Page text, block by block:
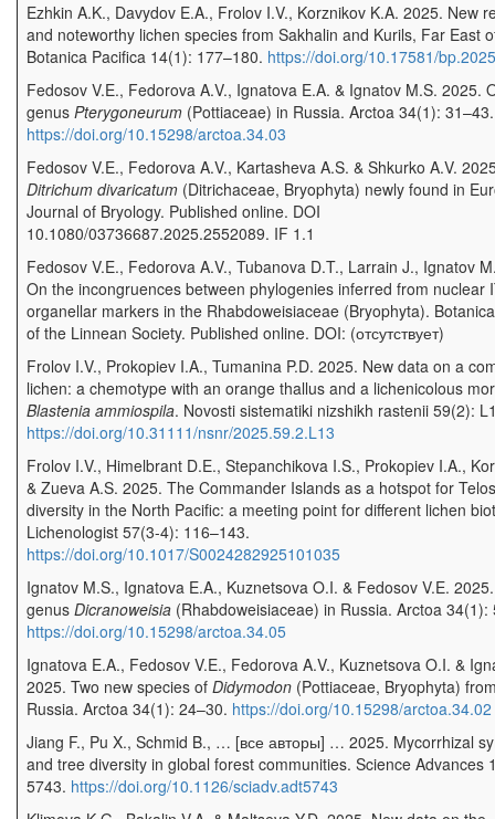
Ezhkin A.K., Davydov E.A., Frolov I.V., Korznikov K.A. 2025. New
and noteworthy lichen species from Sakhalin and Kurils, Far East
Botanica Pacifica 14(1): 177–180. https://doi.org/10.17581/
Fedosov V.E., Fedorova A.V., Ignatova E.A. & Ignatov M.S. 2025.
genus Pterygoneurum (Pottiaceae) in Russia. Arctoa 34(1): 31–43.
https://doi.org/10.15298/arctoa.34.03
Fedosov V.E., Fedorova A.V., Kartasheva A.S. & Shkurko A.V.
Ditrichum divaricatum (Ditrichaceae, Bryophyta) newly found in
Journal of Bryology. Published online. DOI
10.1080/03736687.2025.2552089. IF 1.1
Fedosov V.E., Fedorova A.V., Tubanova D.T., Larrain J., Ignatov
On the incongruences between phylogenies inferred from nuclear
organellar markers in the Rhabdoweisiaceae (Bryophyta).
of the Linnean Society. Published online. DOI: (отсутствует)
Frolov I.V., Prokopiev I.A., Tumanina P.D. 2025. New data on a
lichen: a chemotype with an orange thallus and a lichenicolous
Blastenia ammiospila. Novosti sistematiki nizshikh rastenii 59(2):
https://doi.org/10.31111/nsnr/2025.59.2.L13
Frolov I.V., Himelbrant D.E., Stepanchikova I.S., Prokopiev I.A.,
& Zueva A.S. 2025. The Commander Islands as a hotspot for
diversity in the North Pacific: a meeting point for different lichen
Lichenologist 57(3-4): 116–143.
https://doi.org/10.1017/S0024282925101035
Ignatov M.S., Ignatova E.A., Kuznetsova O.I. & Fedosov V.E.
genus Dicranoweisia (Rhabdoweisiaceae) in Russia. Arctoa 34(1):
https://doi.org/10.15298/arctoa.34.05
Ignatova E.A., Fedosov V.E., Fedorova A.V., Kuznetsova O.I. &
2025. Two new species of Didymodon (Pottiaceae, Bryophyta)
Russia. Arctoa 34(1): 24–30. https://doi.org/10.15298/arctoa.34.02
Jiang F., Pu X., Schmid B., … [все авторы] … 2025. Mycorrhizal
and tree diversity in global forest communities. Science Advances
5743. https://doi.org/10.1126/sciadv.adt5743